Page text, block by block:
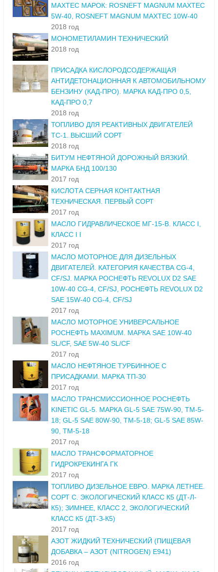
MAXTEC МАРОК: ROSNEFT MAGNUM MAXTEC
5W-40, ROSNEFT MAGNUM MAXTEC 10W-40
2018 год
МОНОМЕТИЛАМИН ТЕХНИЧЕСКИЙ
2018 год
ПРИСАДКА КИСЛОРОДСОДЕРЖАЩАЯ
АНТИДЕТОНАЦИОННАЯ К АВТОМОБИЛЬНОМУ
БЕНЗИНУ (КАД-ПРО). МАРКА КАД-ПРО 0,5,
КАД-ПРО 0,7
2018 год
ТОПЛИВО ДЛЯ РЕАКТИВНЫХ ДВИГАТЕЛЕЙ
ТС-1. ВЫСШИЙ СОРТ
2018 год
БИТУМ НЕФТЯНОЙ ДОРОЖНЫЙ ВЯЗКИЙ.
МАРКА БНД 100/130
2017 год
КИСЛОТА СЕРНАЯ КОНТАКТНАЯ
ТЕХНИЧЕСКАЯ. ПЕРВЫЙ СОРТ
2017 год
МАСЛО ГИДРАВЛИЧЕСКОЕ МГ-15-В. КЛАСС I,
КЛАСС I I
2017 год
МАСЛО МОТОРНОЕ ДЛЯ ДИЗЕЛЬНЫХ
ДВИГАТЕЛЕЙ. КАТЕГОРИЯ КАЧЕСТВА CG-4,
CF/SJ. МАРКА РОСНЕФТЬ REVOLUX D2 SAE
10W-40 CG-4, CF/SJ, РОСНЕФТЬ REVOLUX D2
SAE 15W-40 CG-4, CF/SJ
2017 год
МАСЛО МОТОРНОЕ УНИВЕРСАЛЬНОЕ
РОСНЕФТЬ MAXIMUM. МАРКА SAE 10W-40
SL/CF, SAE 5W-40 SL/CF
2017 год
МАСЛО НЕФТЯНОЕ ТУРБИННОЕ С
ПРИСАДКАМИ. МАРКА ТП-30
2017 год
МАСЛО ТРАНСМИССИОННОЕ РОСНЕФТЬ
KINETIC GL-5. МАРКА GL-5 SAE 75W-90, ТМ-5-
18; GL-5 SAE 80W-90, ТМ-5-18; GL-5 SAE 85W-
90, ТМ-5-18
2017 год
МАСЛО ТРАНСФОРМАТОРНОЕ
ГИДРОКРЕКИНГА ГК
2017 год
ТОПЛИВО ДИЗЕЛЬНОЕ ЕВРО. МАРКА ЛЕТНЕЕ.
СОРТ С. ЭКОЛОГИЧЕСКИЙ КЛАСС К5 (ДТ-Л-
К5); ЗИМНЕЕ, КЛАСС 2, ЭКОЛОГИЧЕСКИЙ
КЛАСС К5 (ДТ-З-К5)
2017 год
АЗОТ ЖИДКИЙ ТЕХНИЧЕСКИЙ (ПИЩЕВАЯ
ДОБАВКА – АЗОТ (NITROGEN) E941)
2016 год